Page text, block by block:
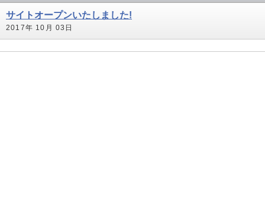
サイトオープンいたしました!
2017年 10月 03日